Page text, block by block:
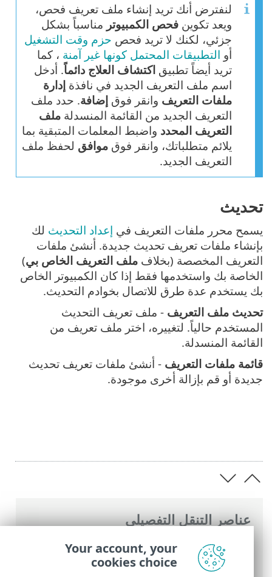
عناصر التنقل التفصيلي
تعليمات ESET عبر الإنترنت >
ESET Smart
Security Premium
>بدء الاستخدام
لنفترض أنك تريد إنشاء ملف تعريف فحص،
ويعد تكوين فحص الكمبيوتر مناسباً بشكل
جزئي، لكنك لا تريد فحص حزم وقت التشغيل
أو التطبيقات المحتمل كونها غير آمنة ، كما
تريد أيضاً تطبيق اكتشاف العلاج دائماً. أدخل
اسم ملف التعريف الجديد في نافذة إدارة
ملفات التعريف وانقر فوق إضافة. حدد ملف
التعريف الجديد من القائمة المنسدلة ملف
التعريف المحدد واضبط المعلمات المتبقية بما
يلائم متطلباتك، وانقر فوق موافق لحفظ ملف
التعريف الجديد.
تحديث
يسمح محرر ملفات التعريف في إعداد التحديث لك
بإنشاء ملفات تعريف تحديث جديدة. أنشئ ملفات
التعريف المخصصة (بخلاف ملف التعريف الخاص بي)
الخاصة بك واستخدمها فقط إذا كان الكمبيوتر الخاص
بك يستخدم عدة طرق للاتصال بخوادم التحديث.
تحديث ملف التعريف - ملف تعريف التحديث
المستخدم حالياً. لتغييره، اختر ملف تعريف من
القائمة المنسدلة.
قائمة ملفات التعريف - أنشئ ملفات تعريف تحديث
جديدة أو قم بإزالة أخرى موجودة.
Your account, your
cookies choice